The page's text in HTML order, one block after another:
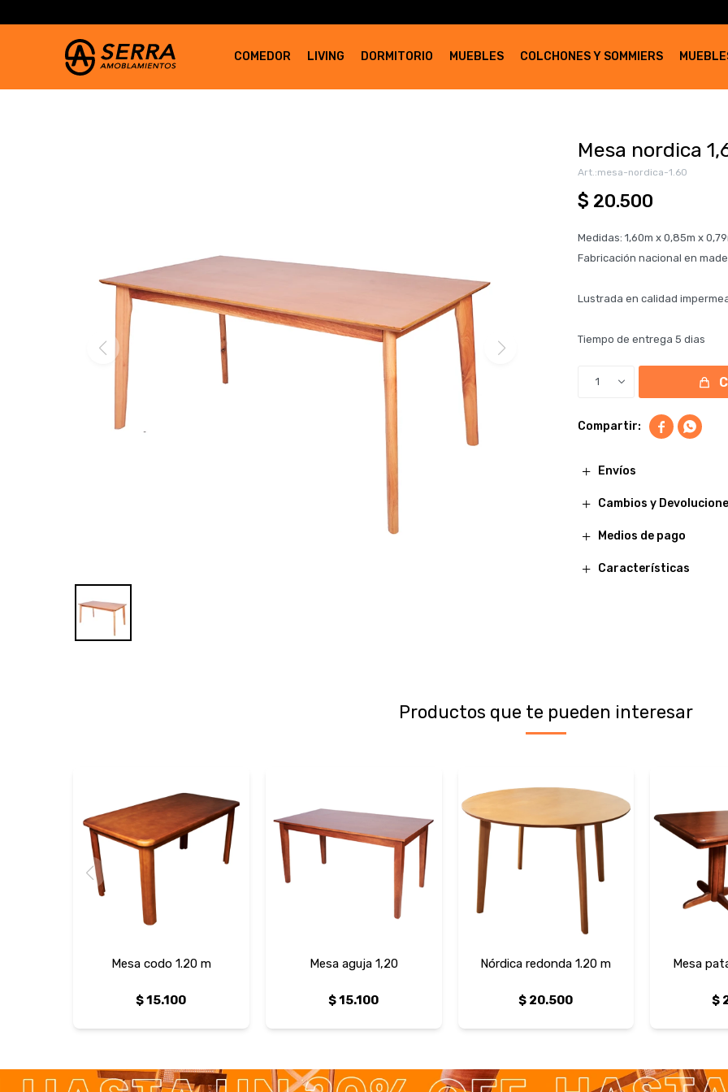
COMEDOR LIVING DORMITORIO MUEBLES COLCHONES Y SOMMIERS
Mesa nordica
mesa-nordica-1.60
$ 20.500
Medidas: 1,60m x 0,85m x
Fabricación nacional en
Lustrada en calidad
Tiempo de entrega 5 dias
1
 
Envíos
Cambios y
Medios de pago
Características
Productos que te pueden interesar
Mesa codo 1.20 m
$15.100
Mesa aguja 1,20
$15.100
Nórdica redonda 1.20 m
$ 20.500
Mesa
$